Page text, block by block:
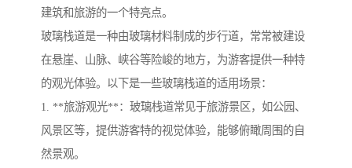
建筑和旅游的一个特亮点。
玻璃栈道是一种由玻璃材料制成的步行道，常常被建设
在悬崖、山脉、峡谷等险峻的地方，为游客提供一种特
的观光体验。以下是一些玻璃栈道的适用场景：
1. **旅游观光**：玻璃栈道常见于旅游景区，如公园、
风景区等，提供游客特的视觉体验，能够俯瞰周围的自
然景观。